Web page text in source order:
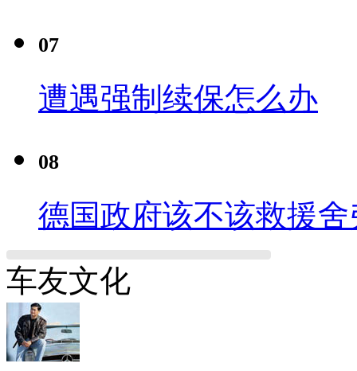
07
遭遇强制续保怎么办
08
德国政府该不该救援舍
车友文化